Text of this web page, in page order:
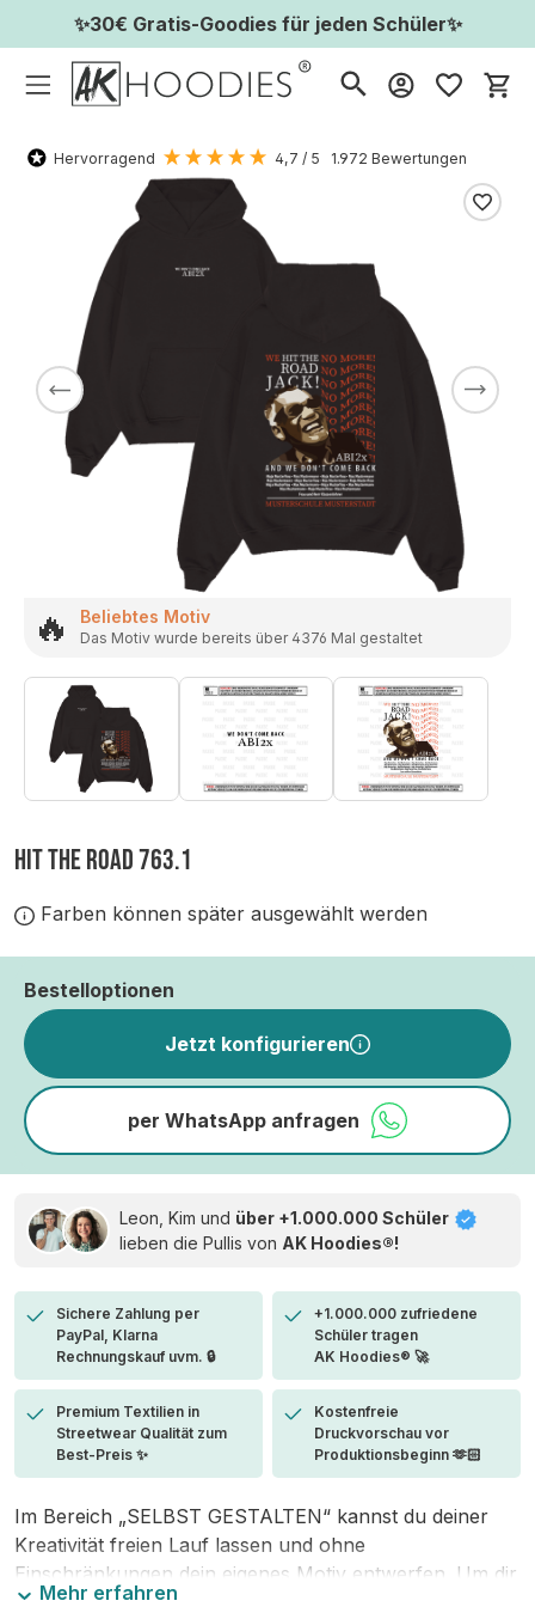
✨30€ Gratis-Goodies für jeden Schüler✨
Hervorragend 4,7 / 5 1.972 Bewertungen
🔥 Beliebtes Motiv
Das Motiv wurde bereits über 4376 Mal gestaltet
HIT THE ROAD 763.1
Farben können später ausgewählt werden
Bestelloptionen
Jetzt konfigurieren
per WhatsApp anfragen
Leon, Kim und über +1.000.000 Schüler
lieben die Pullis von AK Hoodies®!
Sichere Zahlung per
PayPal, Klarna
Rechnungskauf uvm. 🔒
+1.000.000 zufriedene
Schüler tragen
AK Hoodies® 🚀
Premium Textilien in
Streetwear Qualität zum
Best-Preis ✨
Kostenfreie
Druckvorschau vor
Produktionsbeginn 🫶🏻
Im Bereich „SELBST GESTALTEN“ kannst du deiner
Kreativität freien Lauf lassen und ohne
Einschränkungen dein eigenes Motiv entwerfen. Um dir
Mehr erfahren